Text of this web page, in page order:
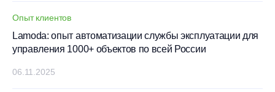
Опыт клиентов
Lamoda: опыт автоматизации службы эксплуатации для
управления 1000+ объектов по всей России
06.11.2025